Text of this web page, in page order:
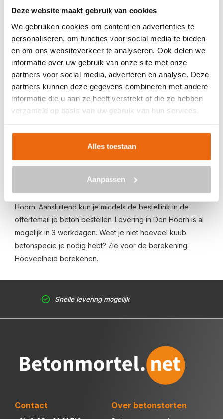
Deze website maakt gebruik van cookies
We gebruiken cookies om content en advertenties te
personaliseren, om functies voor social media te bieden
en om ons websiteverkeer te analyseren. Ook delen we
informatie over uw gebruik van onze site met onze
partners voor social media, adverteren en analyse. Deze
partners kunnen deze gegevens combineren met andere
informatie die u aan ze heeft verstrekt of die ze hebben
verzameld op basis van uw gebruik van hun services.
Alles toestaan
Aanpassen
BETON BESTELLEN IN DEN
HOORN
Ben je op zoek naar een leverancier bij jou in de buurt die
goedkoop beton kan storten in Den Hoorn? Dan ben je bij
ons aan het juiste adres. Wij bezorgen kant-en-klaar
in Den Hoorn bestellen is eenvoudig: vraag vrijblijvend
m3, het type beton, de optionele keuze voor
een betonpomp en je e-mailadres in en ontvang binnen
enkele seconden een gerichte prijs per e-mail voor Den
Hoorn. Aansluitend kun je middels de bestellink in de
offertemail je beton bestellen. Levering in Den Hoorn is al
mogelijk in 3 werkdagen. Weet je niet hoeveel kuub
betonspecie je nodig hebt? Zie voor de berekening:
Hoeveelheid berekenen.
Snelle levering mogelijk
Contact Over betonstorten